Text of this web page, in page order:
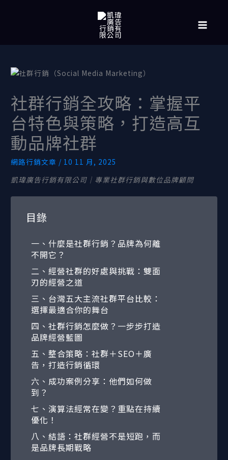
MENU
社群行銷全攻略：掌握平
台特色與策略，打造高互
動品牌社群
網路行銷文章 / 10 11 月, 2025
凱瑋廣告行銷有限公司｜專業社群行銷與數位品牌顧問
目錄
一、什麼是社群行銷？品牌為何離
不開它？
二、經營社群的好處與挑戰：雙面
刃的經營之道
三、台灣五大主流社群平台比較：
選擇最適合你的舞台
四、社群行銷怎麼做？一步步打造
品牌經營藍圖
五、整合策略：社群＋SEO＋廣
告，打造行銷循環
六、成功案例分享：他們如何做
到？
七、演算法經常在變？重點在持續
優化！
八、結語：社群經營不是短跑，而
是品牌長期戰略